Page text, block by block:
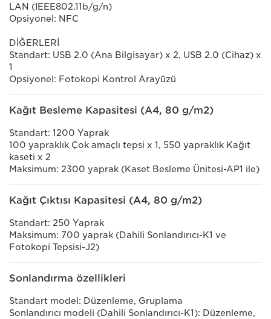
LAN (IEEE802.11b/g/n)
Opsiyonel: NFC
DİĞERLERİ
Standart: USB 2.0 (Ana Bilgisayar) x 2, USB 2.0 (Cihaz) x
1
Opsiyonel: Fotokopi Kontrol Arayüzü
Kağıt Besleme Kapasitesi (A4, 80 g/m2)
Standart: 1200 Yaprak
100 yapraklık Çok amaçlı tepsi x 1, 550 yapraklık Kağıt
kaseti x 2
Maksimum: 2300 yaprak (Kaset Besleme Ünitesi-AP1 ile)
Kağıt Çıktısı Kapasitesi (A4, 80 g/m2)
Standart: 250 Yaprak
Maksimum: 700 yaprak (Dahili Sonlandırıcı-K1 ve
Fotokopi Tepsisi-J2)
Sonlandırma özellikleri
Standart model: Düzenleme, Gruplama
Sonlandırıcı modeli (Dahili Sonlandırıcı-K1): Düzenleme,